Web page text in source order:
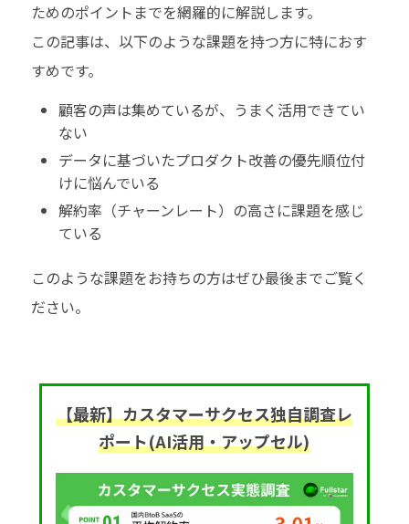
ためのポイントまでを網羅的に解説します。
この記事は、以下のような課題を持つ方に特におす
すめです。
顧客の声は集めているが、うまく活用できてい
ない
データに基づいたプロダクト改善の優先順位付
けに悩んでいる
解約率（チャーンレート）の高さに課題を感じ
ている
このような課題をお持ちの方はぜひ最後までご覧く
ださい。
【最新】カスタマーサクセス独自調査レ
ポート(AI活用・アップセル)